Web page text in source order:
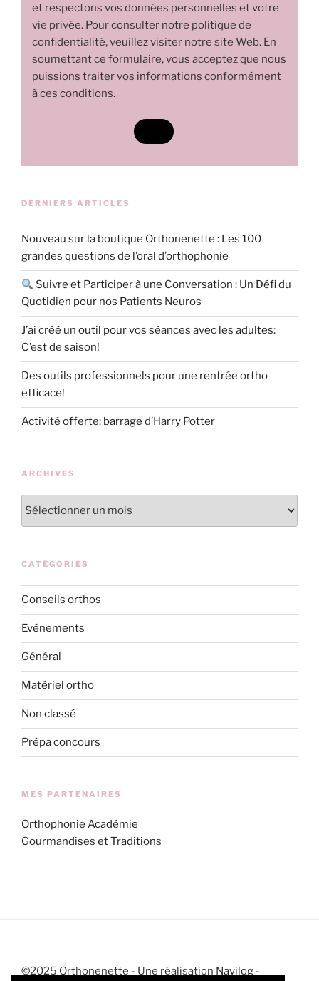
et respectons vos données personnelles et votre
vie privée. Pour consulter notre politique de
confidentialité, veuillez visiter notre site Web. En
soumettant ce formulaire, vous acceptez que nous
puissions traiter vos informations conformément
à ces conditions.
DERNIERS ARTICLES
Nouveau sur la boutique Orthonenette : Les 100
grandes questions de l’oral d’orthophonie
Suivre et Participer à une Conversation : Un Défi du
Quotidien pour nos Patients Neuros
J’ai créé un outil pour vos séances avec les adultes:
C’est de saison!
Des outils professionnels pour une rentrée ortho
efficace!
Activité offerte: barrage d’Harry Potter
ARCHIVES
Archives
CATÉGORIES
Conseils orthos
Evénements
Général
Matériel ortho
Non classé
Prépa concours
MES PARTENAIRES
Orthophonie Académie
Gourmandises et Traditions
©2025 Orthonenette - Une réalisation Navilog -